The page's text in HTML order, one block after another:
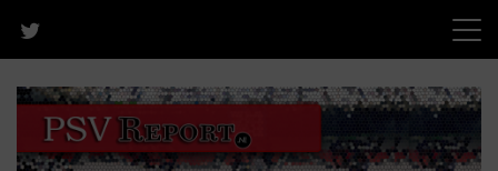
content